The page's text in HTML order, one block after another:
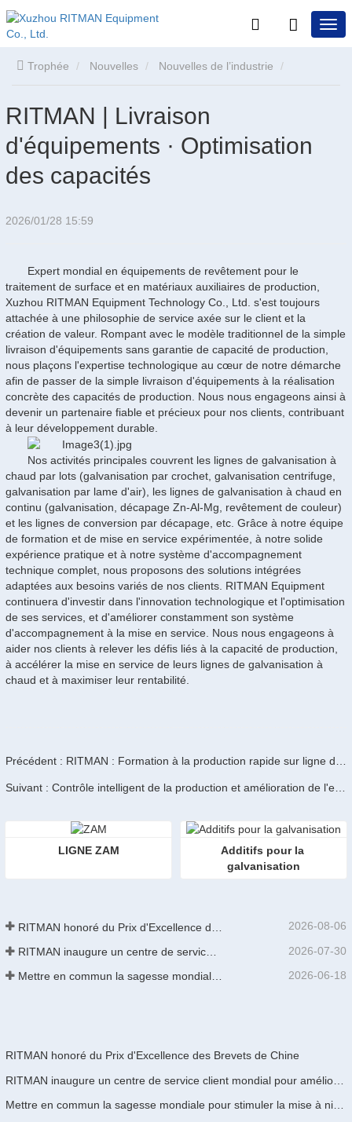
Trophée Nouvelles Nouvelles de l’industrie
RITMAN | Livraison
d'équipements · Optimisation
des capacités
2026/01/28 15:59
Expert mondial en équipements de revêtement pour le
traitement de surface et en matériaux auxiliaires de production,
Xuzhou RITMAN Equipment Technology Co., Ltd. s'est toujours
attachée à une philosophie de service axée sur le client et la
création de valeur. Rompant avec le modèle traditionnel de la simple
livraison d'équipements sans garantie de capacité de production,
nous plaçons l'expertise technologique au cœur de notre démarche
afin de passer de la simple livraison d'équipements à la réalisation
concrète des capacités de production. Nous nous engageons ainsi à
devenir un partenaire fiable et précieux pour nos clients, contribuant
à leur développement durable.
Nos activités principales couvrent les lignes de galvanisation à
chaud par lots (galvanisation par crochet, galvanisation centrifuge,
galvanisation par lame d'air), les lignes de galvanisation à chaud en
continu (galvanisation, décapage Zn-Al-Mg, revêtement de couleur)
et les lignes de conversion par décapage, etc. Grâce à notre équipe
de formation et de mise en service expérimentée, à notre solide
expérience pratique et à notre système d'accompagnement
technique complet, nous proposons des solutions intégrées
adaptées aux besoins variés de nos clients. RITMAN Equipment
continuera d'investir dans l'innovation technologique et l'optimisation
de ses services, et d'améliorer constamment son système
d'accompagnement à la mise en service. Nous nous engageons à
aider nos clients à relever les défis liés à la capacité de production,
à accélérer la mise en service de leurs lignes de galvanisation à
chaud et à maximiser leur rentabilité.
Précédent : RITMAN : Formation à la production rapide sur ligne de galvanisation
Suivant : Contrôle intelligent de la production et amélioration de l'efficacité des lignes de galvanisation à chaud
LIGNE ZAM
Additifs pour la
galvanisation
2026-08-06
2026-07-30
2026-06-18
RITMAN honoré du Prix d'Excellence des Brevets de Chine